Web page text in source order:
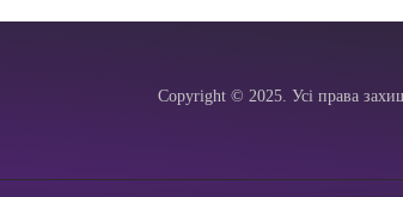
Copyright © 2025. Усі права